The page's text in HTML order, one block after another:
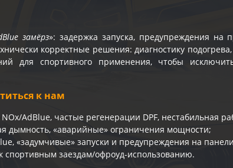
замёрз»: задержка запуска, предупреждения на
корректные решения: диагностику
для спортивного применения, чтобы
к нам
AdBlue, частые регенерации DPF, нестабильная
дымность, «аварийные» ограничения мощности;
«задумчивые» запуски и предупреждения на
спортивным заездам/офроуд-использованию.